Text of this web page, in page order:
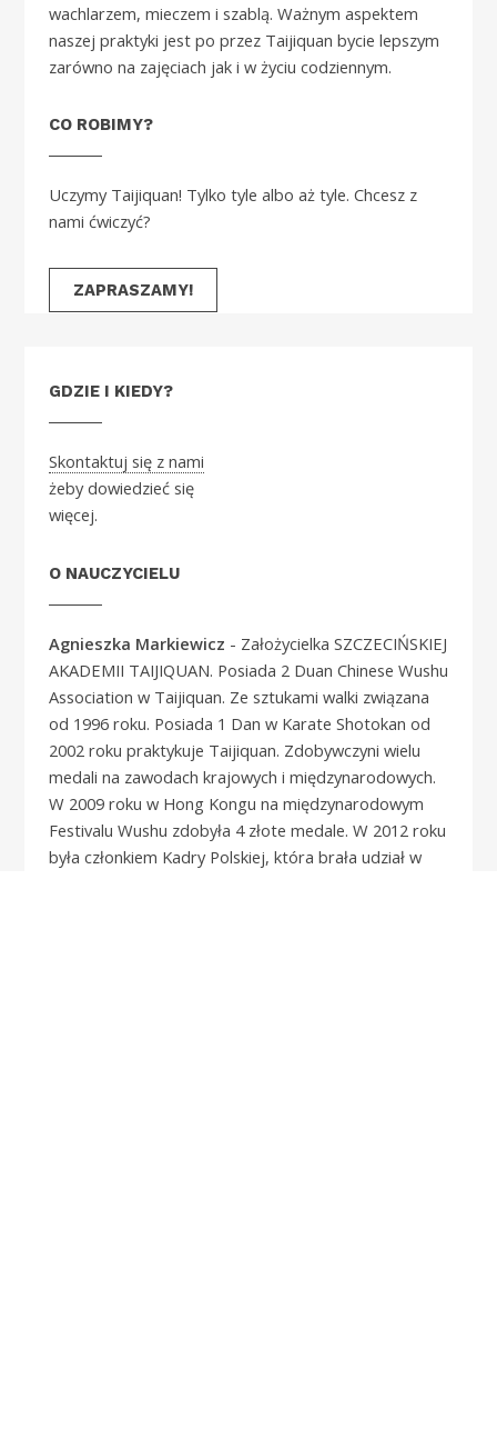
wachlarzem, mieczem i szablą. Ważnym aspektem
naszej praktyki jest po przez Taijiquan bycie lepszym
zarówno na zajęciach jak i w życiu codziennym.
CO ROBIMY?
Uczymy Taijiquan! Tylko tyle albo aż tyle. Chcesz z
nami ćwiczyć?
ZAPRASZAMY!
GDZIE I KIEDY?
Skontaktuj się z nami
żeby dowiedzieć się
więcej.
O NAUCZYCIELU
Agnieszka Markiewicz - Założycielka SZCZECIŃSKIEJ
AKADEMII TAIJIQUAN. Posiada 2 Duan Chinese Wushu
Association w Taijiquan. Ze sztukami walki związana
od 1996 roku. Posiada 1 Dan w Karate Shotokan od
2002 roku praktykuje Taijiquan. Zdobywczyni wielu
medali na zawodach krajowych i międzynarodowych.
W 2009 roku w Hong Kongu na międzynarodowym
Festivalu Wushu zdobyła 4 złote medale. W 2012 roku
była członkiem Kadry Polskiej, która brała udział w